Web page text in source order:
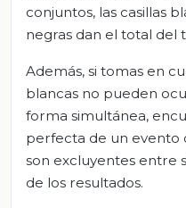
conjuntos, las casillas
negras dan el total del
Además, si tomas en
blancas no pueden
forma simultánea,
perfecta de un evento
son excluyentes entre
de los resultados.